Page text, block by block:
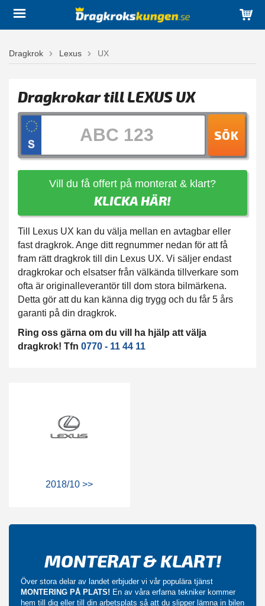
Dragkrok Lexus UX
Dragkrokar till LEXUS UX
SÖK
Vill du få offert på monterat & klart?
KLICKA HÄR!
Till Lexus UX kan du välja mellan en avtagbar eller
fast dragkrok. Ange ditt regnummer nedan för att få
fram rätt dragkrok till din Lexus UX. Vi säljer endast
dragkrokar och elsatser från välkända tillverkare som
ofta är originalleverantör till dom stora bilmärkena.
Detta gör att du kan känna dig trygg och du får 5 års
garanti på din dragkrok.
Ring oss gärna om du vill ha hjälp att välja
dragkrok! Tfn 0770 - 11 44 11
2018/10 >>
MONTERAT & KLART!
Över stora delar av landet erbjuder vi vår populära tjänst
MONTERING PÅ PLATS! En av våra erfarna tekniker kommer
hem till dig eller till din arbetsplats så att du slipper lämna in bilen